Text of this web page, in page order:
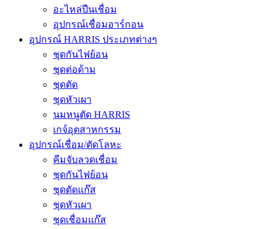
อะไหล่ปืนเชื่อม
อุปกรณ์เชื่อมอาร์กอน
อุปกรณ์ HARRIS ประเภทต่างๆ
ชุดกันไฟย้อน
ชุดต่อด้าม
ชุดตัด
ชุดหัวเผา
นมหนูตัด HARRIS
เกจ์อุตสาหกรรม
อุปกรณ์เชื่อม/ตัดโลหะ
คีมจับลวดเชื่อม
ชุดกันไฟย้อน
ชุดตัดแก๊ส
ชุดหัวเผา
ชุดเชื่อมแก๊ส